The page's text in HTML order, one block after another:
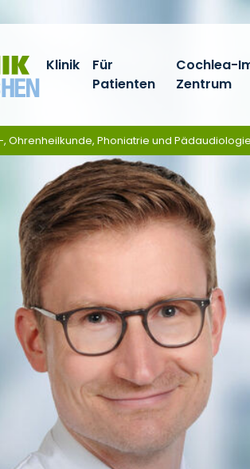
Klinik
Für
Patienten
Cochlea-
Zentrum
, Ohrenheilkunde, Phoniatrie und Pädaudiologie